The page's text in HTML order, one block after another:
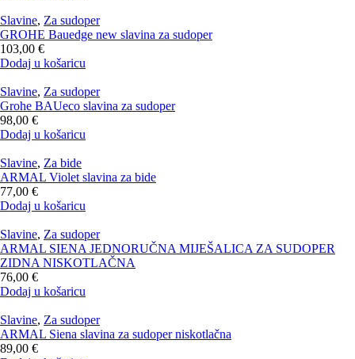
Slavine, Za sudoper
GROHE Bauedge new slavina za sudoper
103,00 €
Dodaj u košaricu
Slavine, Za sudoper
Grohe BAUeco slavina za sudoper
98,00 €
Dodaj u košaricu
Slavine, Za bide
ARMAL Violet slavina za bide
77,00 €
Dodaj u košaricu
Slavine, Za sudoper
ARMAL SIENA JEDNORUČNA MIJEŠALICA ZA SUDOPER
ZIDNA NISKOTLAČNA
76,00 €
Dodaj u košaricu
Slavine, Za sudoper
ARMAL Siena slavina za sudoper niskotlačna
89,00 €